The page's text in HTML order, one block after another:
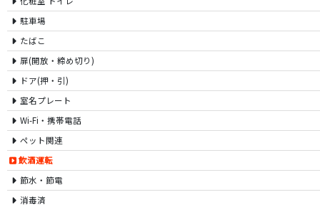
駐車場
たばこ
扉(開放・締め切り)
ドア(押・引)
室名プレート
Wi-Fi・携帯電話
ペット関連
飲酒運転
節水・節電
消毒済